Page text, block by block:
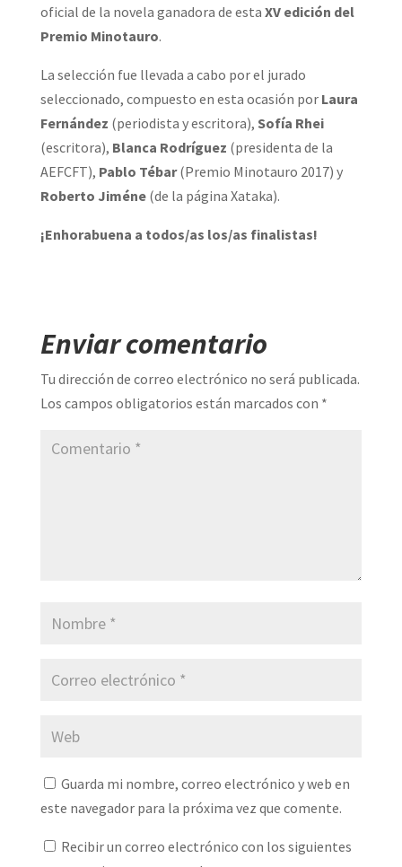
oficial de la novela ganadora de esta XV edición del
Premio Minotauro.
La selección fue llevada a cabo por el jurado
seleccionado, compuesto en esta ocasión por Laura
Fernández (periodista y escritora), Sofía Rhei
(escritora), Blanca Rodríguez (presidenta de la
AEFCFT), Pablo Tébar(Premio Minotauro 2017) y
Roberto Jiméne(de la página Xataka).
¡Enhorabuena a todos/as los/as finalistas!
Enviar comentario
Tu dirección de correo electrónico no será publicada.
Los campos obligatorios están marcados con *
Guarda mi nombre, correo electrónico y web en
este navegador para la próxima vez que comente.
Recibir un correo electrónico con los siguientes